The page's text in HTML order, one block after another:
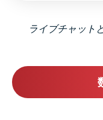
ライブチャット